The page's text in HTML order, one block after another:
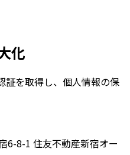
化
証を取得し、個人情報の保
6-8-1 住友不動産新宿オー